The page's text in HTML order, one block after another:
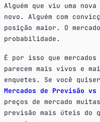
Alguém que viu uma
novo. Alguém com
posição maior. O
probabilidade.
É por isso que
parecem mais vivos e
enquetes. Se você quiser
Mercados de Previsão vs
preços de mercado
previsão mais úteis do